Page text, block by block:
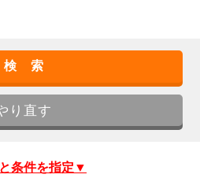
条件を指定▼